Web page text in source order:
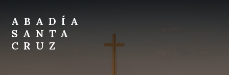
content
footer
ABADÍA
SANTA
CRUZ